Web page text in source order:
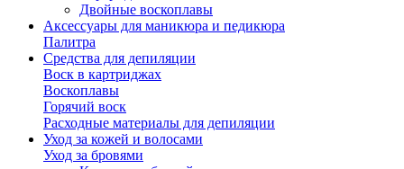
Двойные воскоплавы
Аксессуары для маникюра и педикюра
Палитра
Средства для депиляции
Воск в картриджах
Воскоплавы
Горячий воск
Расходные материалы для депиляции
Уход за кожей и волосами
Уход за бровями